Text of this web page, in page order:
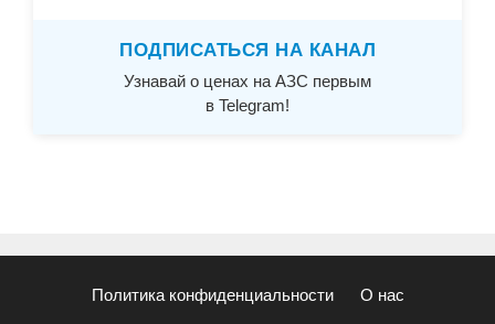
ПОДПИСАТЬСЯ НА КАНАЛ
Узнавай о ценах на АЗС первым
в Telegram!
Политика конфиденциальности О нас